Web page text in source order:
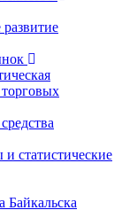
статистические
Байкальска